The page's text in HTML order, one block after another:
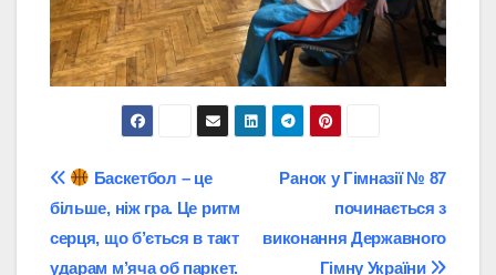
Навігація
записів
Ранок у Гімназії № 87
починається з
виконання Державного
Гімну України
Баскетбол – це
більше, ніж гра. Це ритм
серця, що б’ється в такт
ударам м’яча об паркет.